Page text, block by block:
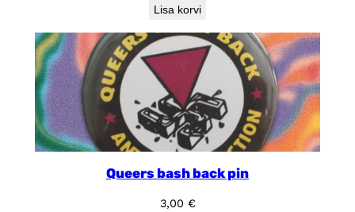
Lisa korvi
Queers bash back pin
3,00 €